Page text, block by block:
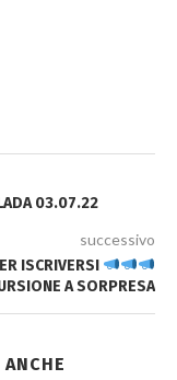
03.07.22
successivo
ISCRIVERSI
A SORPRESA